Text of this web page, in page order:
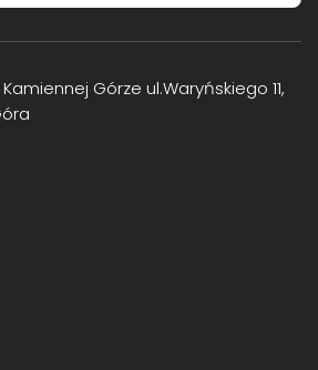
Górze ul.Waryńskiego 11,